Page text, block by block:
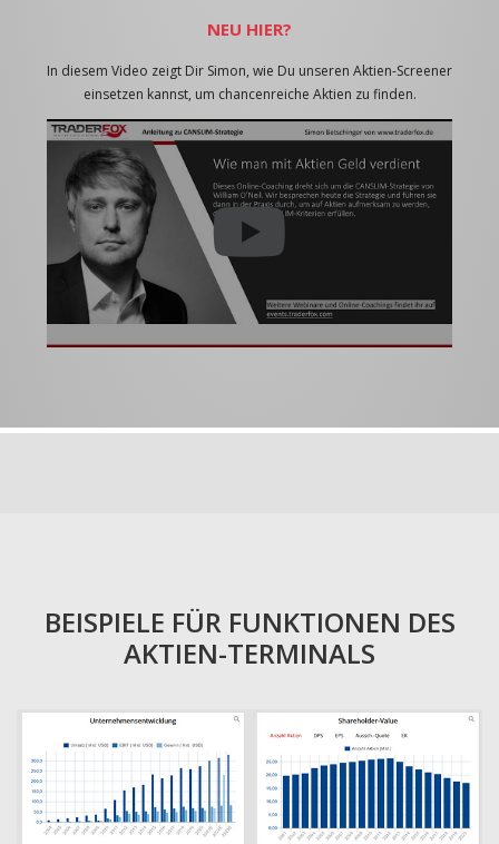
NEU HIER?
In diesem Video zeigt Dir Simon, wie Du unseren Aktien-Screener
einsetzen kannst, um chancenreiche Aktien zu finden.
BEISPIELE FÜR FUNKTIONEN DES
AKTIEN-TERMINALS